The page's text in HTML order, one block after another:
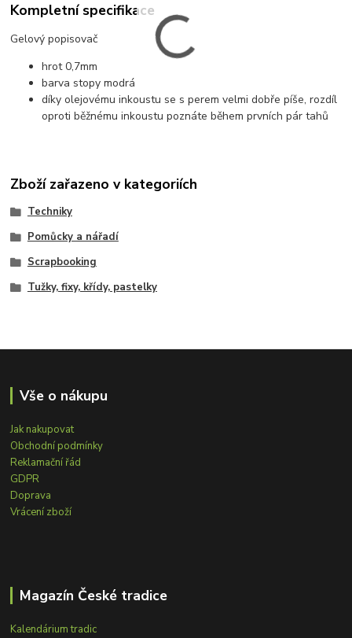
Kompletní specifikace
Gelový popisovač
hrot 0,7mm
barva stopy modrá
díky olejovému inkoustu se s perem velmi dobře píše, rozdíl
oproti běžnému inkoustu poznáte během prvních pár tahů
Zboží zařazeno v kategoriích
Techniky
Pomůcky a nářadí
Scrapbooking
Tužky, fixy, křídy, pastelky
Vše o nákupu
Jak nakupovat
Obchodní podmínky
Reklamační řád
GDPR
Doprava
Vrácení zboží
Magazín České tradice
Kalendárium tradic